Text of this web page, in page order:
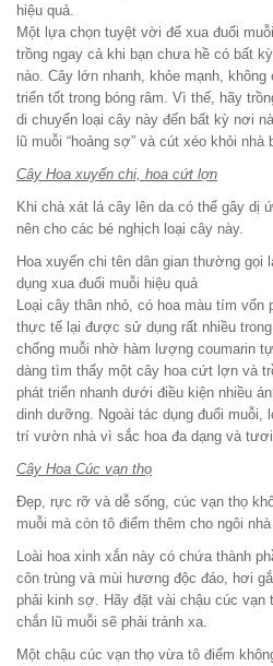
hiệu quả.
Một lựa chọn tuyệt vời để xua đuổi
trồng ngay cả khi bạn chưa hề có bất
nào. Cây lớn nhanh, khỏe mạnh,
triển tốt trong bóng râm. Vì thế, hãy
di chuyển loại cây này đến bất kỳ nơi
lũ muỗi “hoảng sợ” và cút xéo khỏi nhà
Cây Hoa xuyến chi, hoa cứt lợn
Khi chà xát lá cây lên da có thể gây dị
nên cho các bé nghịch loại cây này.
Hoa xuyến chi tên dân gian thường
dụng xua đuổi muỗi hiệu quả
Loại cây thân nhỏ, có hoa màu tím
thực tế lại được sử dụng rất nhiều
chống muỗi nhờ hàm lượng coumarin
dàng tìm thấy một cây hoa cứt lợn và
phát triển nhanh dưới điều kiện nhiều
dinh dưỡng. Ngoài tác dụng đuổi muỗi,
trí vườn nhà vì sắc hoa đa dạng và tươi
Cây Hoa Cúc vạn thọ
Đẹp, rực rỡ và dễ sống, cúc vạn thọ
muỗi mà còn tô điểm thêm cho ngôi nhà
Loài hoa xinh xắn này có chứa thành
côn trùng và mùi hương độc đáo, hơi
phải kinh sợ. Hãy đặt vài chậu cúc vạn
chắn lũ muỗi sẽ phải tránh xa.
Một chậu cúc vạn thọ vừa tô điểm